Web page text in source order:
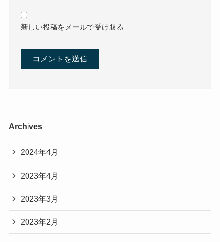
新しい投稿をメールで受け取る
Archives
2024年4月
2023年4月
2023年3月
2023年2月